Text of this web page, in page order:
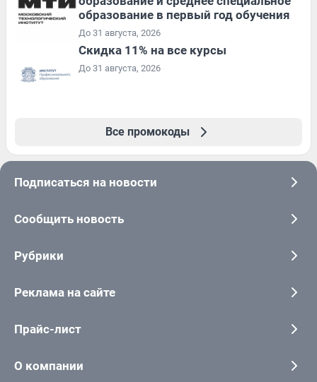
образование в первый год обучения
До 31 августа, 2026
Скидка 11% на все курсы
До 31 августа, 2026
Все промокоды
Подписаться на новости
Сообщить новость
Рубрики
Реклама на сайте
Прайс-лист
О компании